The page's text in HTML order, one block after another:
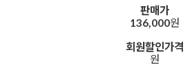
판매가
136,000원
회원할인가격
원